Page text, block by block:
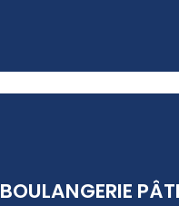
BOULANGERIE